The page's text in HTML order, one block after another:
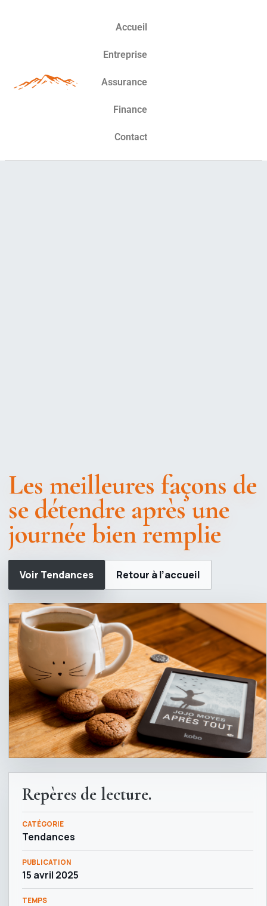
Accueil
Entreprise
Assurance
Finance
Contact
Les meilleures façons de
se détendre après une
journée bien remplie
Voir Tendances Retour à l’accueil
Repères de lecture.
CATÉGORIE
Tendances
PUBLICATION
15 avril 2025
TEMPS